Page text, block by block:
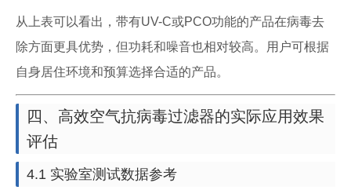
从上表可以看出，带有UV-C或PCO功能的产品在病毒去
除方面更具优势，但功耗和噪音也相对较高。用户可根据
自身居住环境和预算选择合适的产品。
四、高效空气抗病毒过滤器的实际应用效果
评估
4.1 实验室测试数据参考